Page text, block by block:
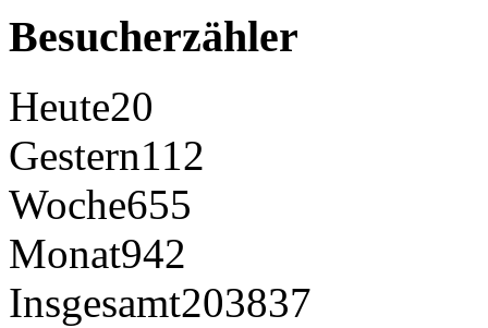
Besucherzähler
Heute20
Gestern112
Woche655
Monat942
Insgesamt203837